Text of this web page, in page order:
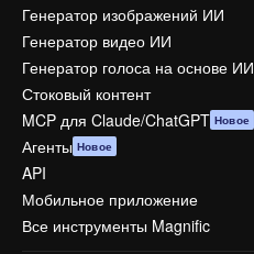
Генератор изображений ИИ
Генератор видео ИИ
Генератор голоса на основе ИИ
Стоковый контент
MCP для Claude/ChatGPT Новое
Агенты Новое
API
Мобильное приложение
Все инструменты Magnific